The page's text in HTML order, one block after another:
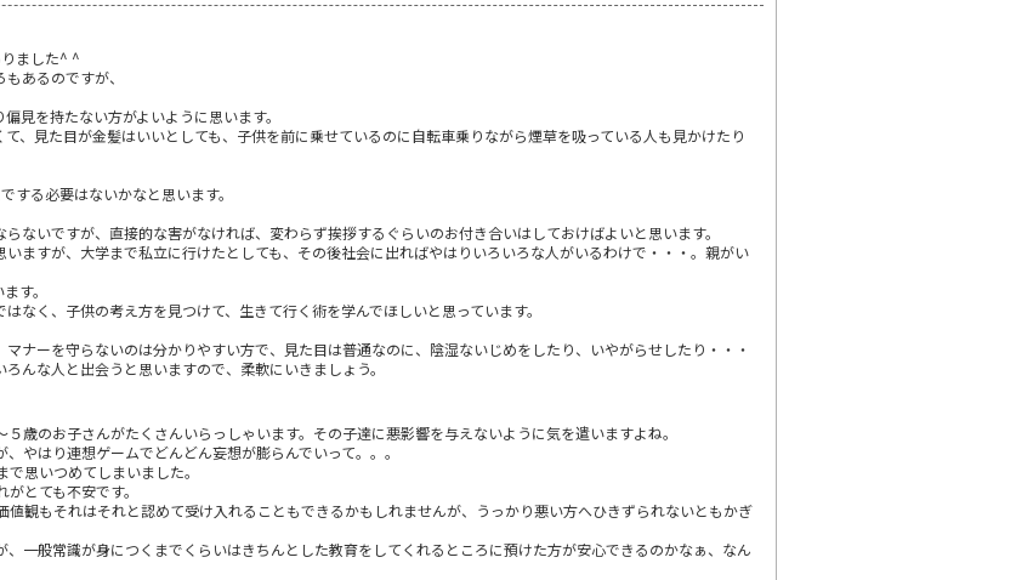
ました^ ^
あるのですが、
見を持たない方がよいように思います。
、見た目が金髪はいいとしても、子供を前に乗せているのに自転車乗りながら煙草を吸っている人も見かけたり
する必要はないかなと思います。
ないですが、直接的な害がなければ、変わらず挨拶するぐらいのお付き合いはしておけばよいと思います。
ますが、大学まで私立に行けたとしても、その後社会に出ればやはりいろいろな人がいるわけで・・・。親がい
す。
なく、子供の考え方を見つけて、生きて行く術を学んでほしいと思っています。
ナーを守らないのは分かりやすい方で、見た目は普通なのに、陰湿ないじめをしたり、いやがらせしたり・・・
んな人と出会うと思いますので、柔軟にいきましょう。
歳のお子さんがたくさんいらっしゃいます。その子達に悪影響を与えないように気を遣いますよね。
やはり連想ゲームでどんどん妄想が膨らんでいって。。。
思いつめてしまいました。
とても不安です。
観もそれはそれと認めて受け入れることもできるかもしれませんが、うっかり悪い方へひきずられないともかぎ
一般常識が身につくまでくらいはきちんとした教育をしてくれるところに預けた方が安心できるのかなぁ、なん